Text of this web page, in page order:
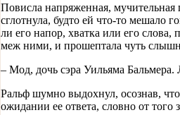
Повисла напряженная, мучительная
сглотнула, будто ей что-то мешало
ли его напор, хватка или его слова,
меж ними, и прошептала чуть
– Мод, дочь сэра Уильяма
Ральф шумно выдохнул, осознав,
ожидании ее ответа, словно от того